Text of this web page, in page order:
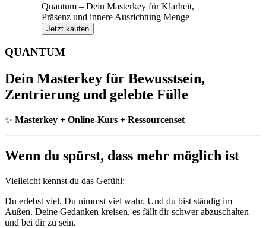
Quantum – Dein Masterkey für Klarheit,
Präsenz und innere Ausrichtung Menge
Jetzt kaufen
QUANTUM
Dein Masterkey für Bewusstsein,
Zentrierung und gelebte Fülle
✨ Masterkey + Online-Kurs + Ressourcenset
Wenn du spürst, dass mehr möglich ist
Vielleicht kennst du das Gefühl:
Du erlebst viel. Du nimmst viel wahr. Und du bist ständig im
Außen. Deine Gedanken kreisen, es fällt dir schwer abzuschalten
und bei dir zu sein.